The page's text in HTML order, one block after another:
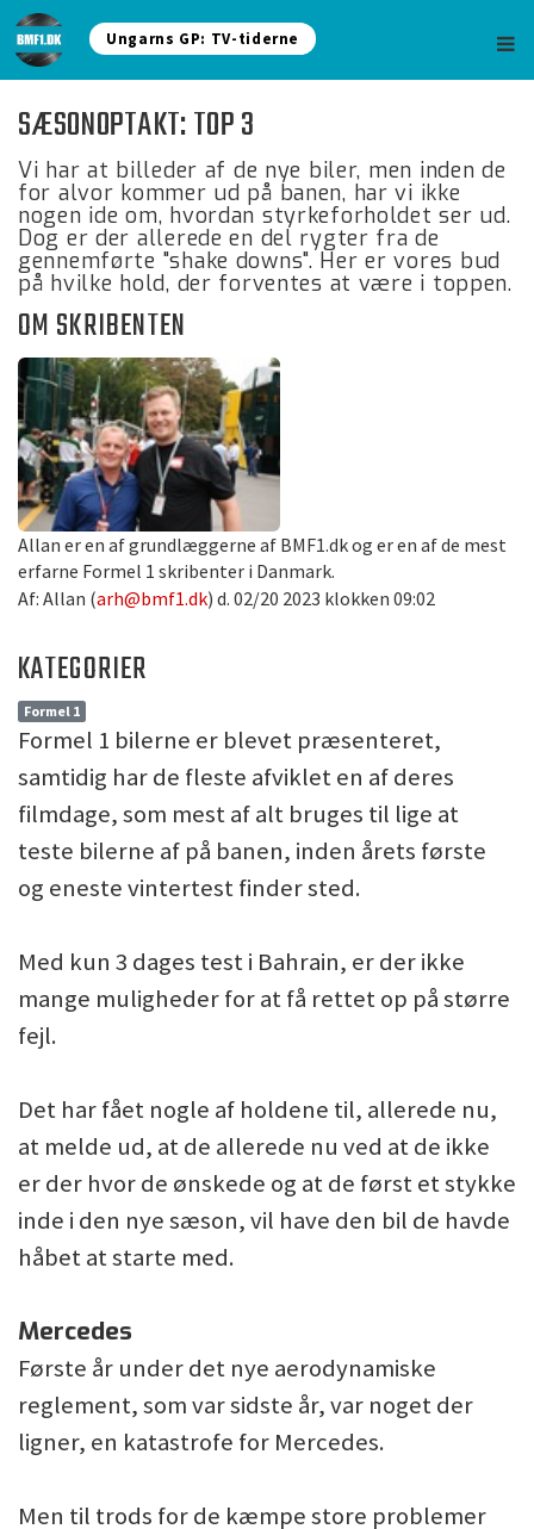
Ungarns GP: TV-tiderne
SÆSONOPTAKT: TOP 3
Vi har at billeder af de nye biler, men inden de
for alvor kommer ud på banen, har vi ikke
nogen ide om, hvordan styrkeforholdet ser ud.
Dog er der allerede en del rygter fra de
gennemførte "shake downs". Her er vores bud
på hvilke hold, der forventes at være i toppen.
OM SKRIBENTEN
Allan er en af grundlæggerne af BMF1.dk og er en af de mest
erfarne Formel 1 skribenter i Danmark.
Af: Allan (arh@bmf1.dk) d. 02/20 2023 klokken 09:02
KATEGORIER
Formel 1
Formel 1 bilerne er blevet præsenteret,
samtidig har de fleste afviklet en af deres
filmdage, som mest af alt bruges til lige at
teste bilerne af på banen, inden årets første
og eneste vintertest finder sted.
Med kun 3 dages test i Bahrain, er der ikke
mange muligheder for at få rettet op på større
fejl.
Det har fået nogle af holdene til, allerede nu,
at melde ud, at de allerede nu ved at de ikke
er der hvor de ønskede og at de først et stykke
inde i den nye sæson, vil have den bil de havde
håbet at starte med.
Mercedes
Første år under det nye aerodynamiske
reglement, som var sidste år, var noget der
ligner, en katastrofe for Mercedes.
Men til trods for de kæmpe store problemer